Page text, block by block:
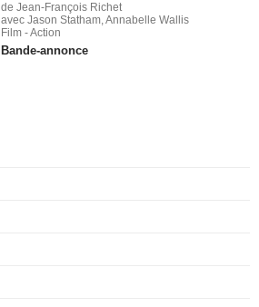
de Jean-François Richet
avec Jason Statham, Annabelle Wallis
Film - Action
Bande-annonce